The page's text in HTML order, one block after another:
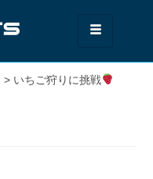
> いちご狩りに挑戦